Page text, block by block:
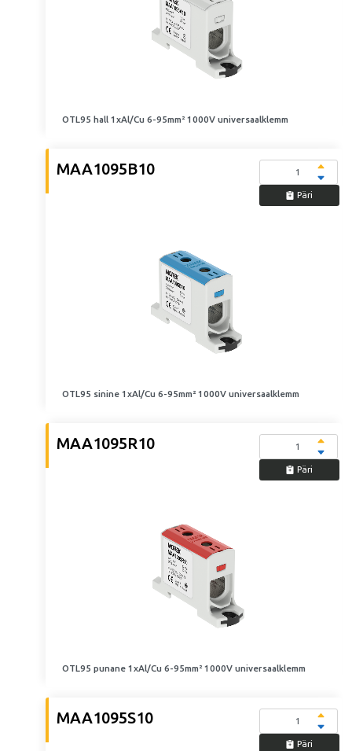
OTL95 hall 1xAl/Cu 6-95mm² 1000V universaalklemm
MAA1095B10
Päri
OTL95 sinine 1xAl/Cu 6-95mm² 1000V universaalklemm
MAA1095R10
Päri
OTL95 punane 1xAl/Cu 6-95mm² 1000V universaalklemm
MAA1095S10
Päri